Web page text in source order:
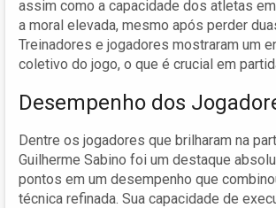
assim como a capacidade dos atletas
a moral elevada, mesmo após perder
Treinadores e jogadores mostraram um
coletivo do jogo, o que é crucial em
Desempenho dos
Dentre os jogadores que brilharam na
Guilherme Sabino foi um destaque
pontos em um desempenho que
técnica refinada. Sua capacidade de